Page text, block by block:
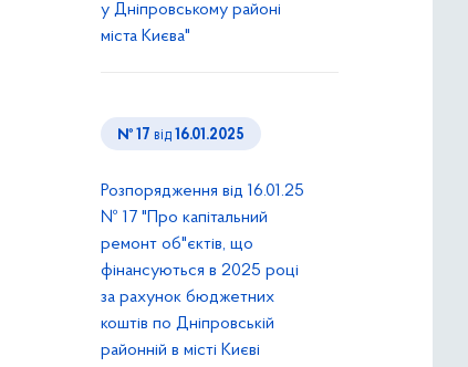
у Дніпровському районі
міста Києва"
№ 17 від 16.01.2025
Розпорядження від 16.01.25
№ 17 "Про капітальний
ремонт об"єктів, що
фінансуються в 2025 році
за рахунок бюджетних
коштів по Дніпровській
районній в місті Києві